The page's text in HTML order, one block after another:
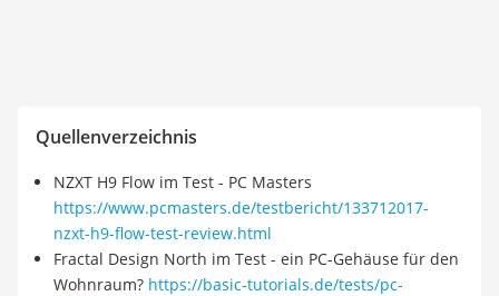
Quellenverzeichnis
NZXT H9 Flow im Test - PC Masters
https://www.pcmasters.de/testbericht/133712017-
nzxt-h9-flow-test-review.html
Fractal Design North im Test - ein PC-Gehäuse für den
Wohnraum? https://basic-tutorials.de/tests/pc-